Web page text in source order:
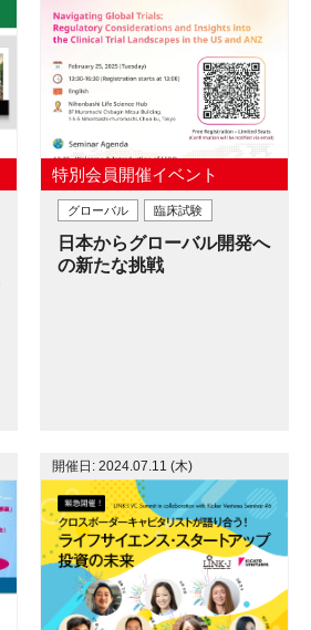
特別会員開催イベント
グローバル 臨床試験
日本からグローバル開発へ
の新たな挑戦
開催日: 2024.07.11 (木)